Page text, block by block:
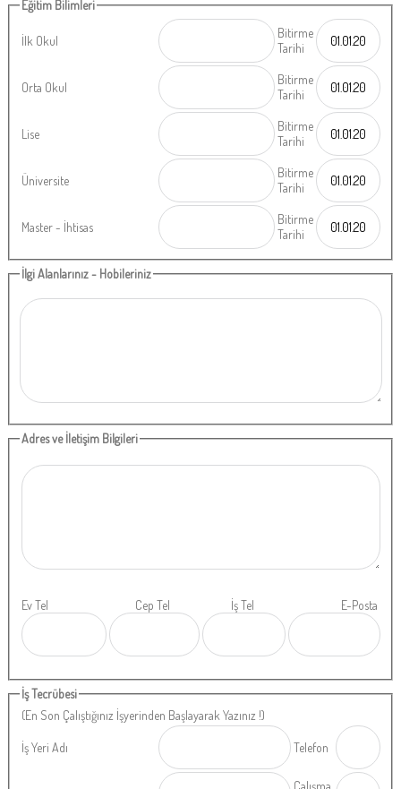
Eğitim Bilimleri
İlk Okul
Bitirme
Tarihi
Orta Okul
Bitirme
Tarihi
Lise
Bitirme
Tarihi
Üniversite
Bitirme
Tarihi
Master - İhtisas
Bitirme
Tarihi
İlgi Alanlarınız - Hobileriniz
Adres ve İletişim Bilgileri
Ev Tel Cep Tel İş Tel E-Posta
İş Tecrübesi
(En Son Çalıştığınız İşyerinden Başlayarak Yazınız !)
İş Yeri Adı Telefon
Çalışma